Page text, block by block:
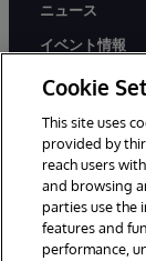
ニュース
イベント情報
採用情報
© 1996-2026Y
Cookie
This site uses
provided by
reach users
and browsing
parties use the
features and
performance,